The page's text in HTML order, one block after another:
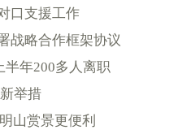
口支援工作
战略合作框架协议
半年200多人离职
举措
山赏景更便利